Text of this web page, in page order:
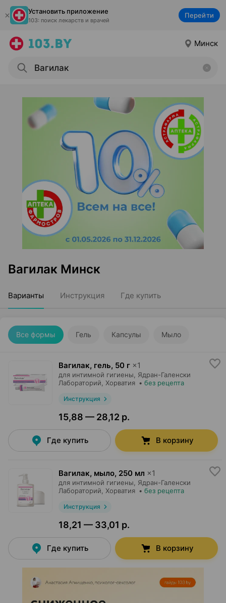
Установить приложение
103: поиск лекарств и врачей
Перейти
Минск
Вагилак Минск
Варианты Инструкция Где купить
Все формы Гель Капсулы Мыло
Вагилак, гель, 50 г ×1
для интимной гигиены,
Ядран-Галенски
Лабораторий , Хорватия • без рецепта
Инструкция
15,88 — 28,12 р.
Где купить В корзину
Вагилак, мыло, 250 мл ×1
для интимной гигиены,
Ядран-Галенски
Лабораторий , Хорватия • без рецепта
Инструкция
18,21 — 33,01 р.
Где купить В корзину